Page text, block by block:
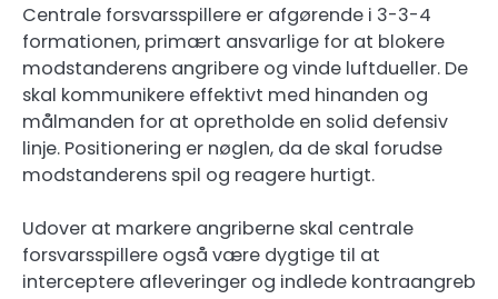
Centrale forsvarsspillere er afgørende i 3-3-4
formationen, primært ansvarlige for at blokere
modstanderens angribere og vinde luftdueller. De
skal kommunikere effektivt med hinanden og
målmanden for at opretholde en solid defensiv
linje. Positionering er nøglen, da de skal forudse
modstanderens spil og reagere hurtigt.
Udover at markere angriberne skal centrale
forsvarsspillere også være dygtige til at
interceptere afleveringer og indlede kontraangreb